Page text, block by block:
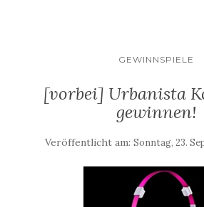
GEWINNSPIELE
[vorbei] Urbanista
gewinnen!
Veröffentlicht am: Sonntag, 23.